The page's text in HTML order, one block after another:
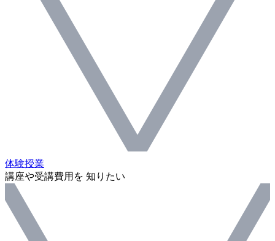
体験授業
講座や受講費用を 知りたい